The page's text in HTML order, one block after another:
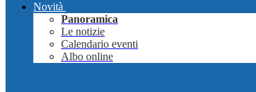
Novità
Panoramica
Le notizie
Calendario eventi
Albo online